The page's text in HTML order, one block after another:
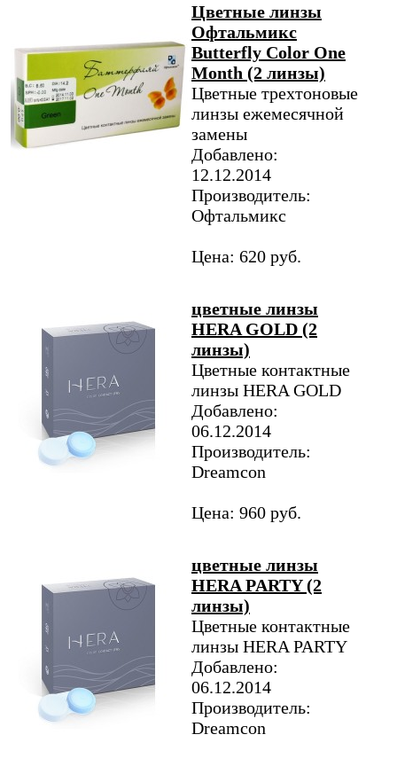
Цветные линзы
Офтальмикс
Butterfly Color One
Month (2 линзы)
Цветные трехтоновые
линзы ежемесячной
замены
Добавлено:
12.12.2014
Производитель:
Офтальмикс
Цена: 620 руб.
цветные линзы
HERA GOLD (2
линзы)
Цветные контактные
линзы HERA GOLD
Добавлено:
06.12.2014
Производитель:
Dreamcon
Цена: 960 руб.
цветные линзы
HERA PARTY (2
линзы)
Цветные контактные
линзы HERA PARTY
Добавлено:
06.12.2014
Производитель:
Dreamcon